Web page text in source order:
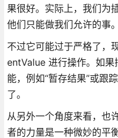
果很好。实际上，我们为
他们只能做我们允许的事。
不过它可能过于严格了，
entValue 进行操作。如果
能，例如“暂存结果”或跟
了。
从另外一个角度来看，也
者的力量是一种微妙的平